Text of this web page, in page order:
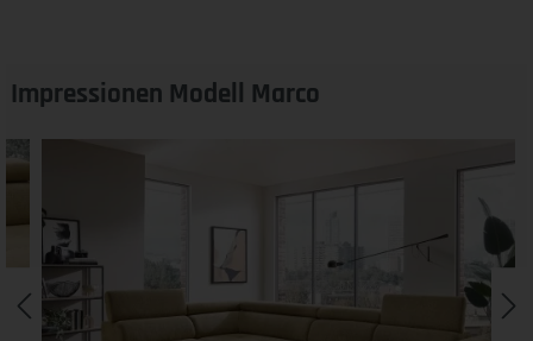
Impressionen Modell Marco